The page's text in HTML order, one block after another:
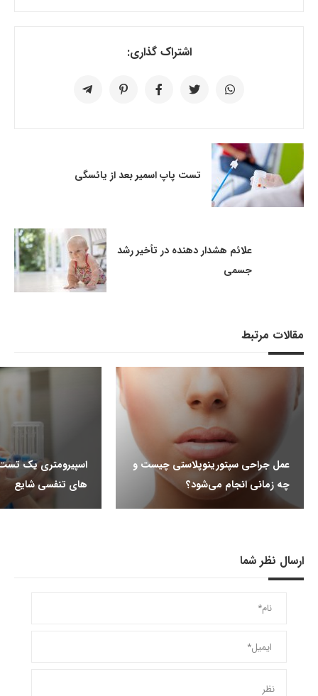
اشتراک گذاری:
تست پاپ اسمیر بعد از یائسگی
علائم هشدار دهنده در تأخیر رشد
جسمی
مقالات مرتبط
عمل جراحی سپتورینوپلاستی چیست و
چه زمانی انجام می‌شود؟
اسپیرومتری یک تست
های تنفسی شایع
ارسال نظر شما